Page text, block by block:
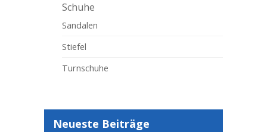
Schuhe
Sandalen
Stiefel
Turnschuhe
Neueste Beiträge